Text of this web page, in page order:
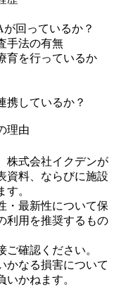
回っているか？
手法の有無
育を行っているか
携しているか？
理由
株式会社イクデンが
資料、ならびに施設
。
・最新性について保
利用を推奨するもの
確認ください。
かなる損害について
かねます。